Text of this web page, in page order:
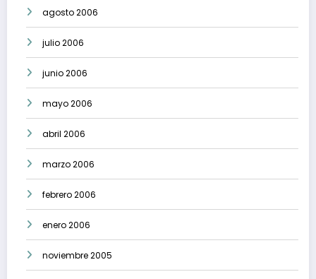
agosto 2006
julio 2006
junio 2006
mayo 2006
abril 2006
marzo 2006
febrero 2006
enero 2006
noviembre 2005